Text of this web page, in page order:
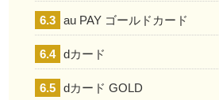
6.3 au PAY ゴールドカード
6.4 dカード
6.5 dカード GOLD